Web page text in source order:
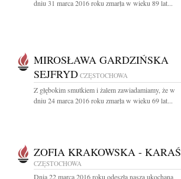
dniu 31 marca 2016 roku zmarła w wieku 89 lat...
MIROSŁAWA GARDZIŃSKA
SEJFRYD CZĘSTOCHOWA
Z głębokim smutkiem i żalem zawiadamiamy, że w
dniu 24 marca 2016 roku zmarła w wieku 69 lat...
ZOFIA KRAKOWSKA - KARAŚ
CZĘSTOCHOWA
Dnia 22 marca 2016 roku odeszła nasza ukochana